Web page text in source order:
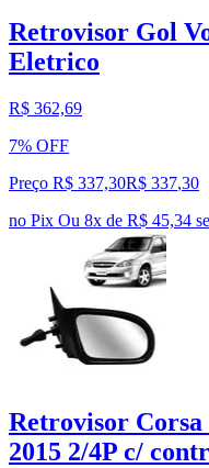
Retrovisor Gol
Eletrico
R$ 362,69
7% OFF
Preço R$ 337,30R$ 337,30
no Pix Ou 8x de R$ 45,34
Retrovisor Corsa
2015 2/4P c/